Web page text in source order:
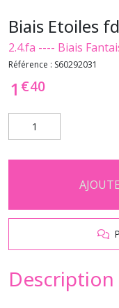
Biais Etoiles
2.4.fa ---- Biais
Référence : S60292031
1 €40
Description